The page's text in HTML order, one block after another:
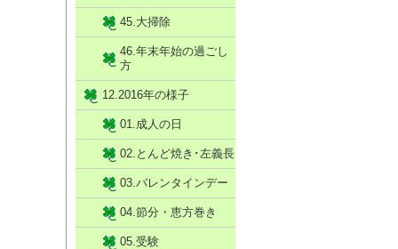
45.大掃除
46.年末年始の過ごし
方
12.2016年の様子
01.成人の日
02.とんど焼き･左義長
03.バレンタインデー
04.節分・恵方巻き
05.受験